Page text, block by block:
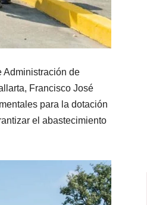
Administración de
Francisco José
para la dotación
el abastecimiento